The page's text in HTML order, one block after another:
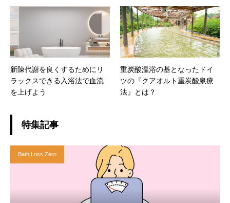
新陳代謝を良くするためにリ
ラックスできる入浴法で血流
を上げよう
重炭酸温浴の基となったドイ
ツの『クアオルト重炭酸泉療
法』とは？
特集記事
Bath Loss Zero